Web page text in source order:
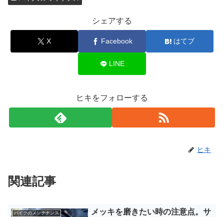
シェアする
X Facebook はてブ
LINE
ヒキをフォローする
ヒキ
関連記事
バイクのメンテナンス
メッキを磨きたい時の注意点。サ